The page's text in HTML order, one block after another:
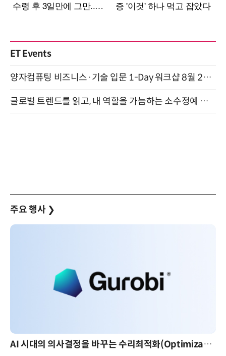
ET Events
양자컴퓨팅 비즈니스·기술 입문 1-Day 워크샵 8월 28일 개최
글로벌 트렌드를 읽고, 내 역할을 가늠하는 소수정예 실습 워크숍 (8/28)
주요 행사 ❯
AI 시대의 의사결정을 바꾸는 수리최적화(Optimization): 실제 산업 적용 사례와 활용 전략